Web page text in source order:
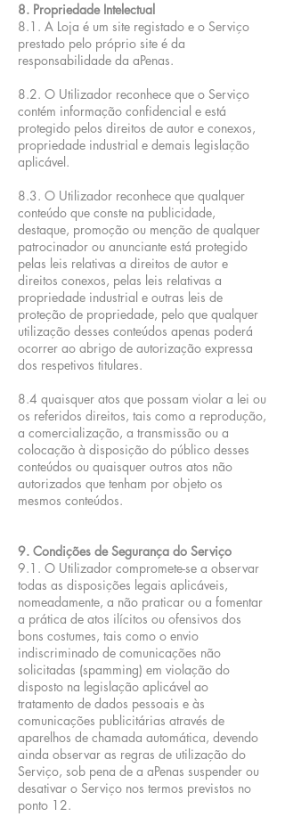
8. Propriedade Intelectual
8.1. A Loja é um site registado e o Serviço
prestado pelo próprio site é da
responsabilidade da aPenas.
8.2. O Utilizador reconhece que o Serviço
contém informação confidencial e está
protegido pelos direitos de autor e conexos,
propriedade industrial e demais legislação
aplicável.
8.3. O Utilizador reconhece que qualquer
conteúdo que conste na publicidade,
destaque, promoção ou menção de qualquer
patrocinador ou anunciante está protegido
pelas leis relativas a direitos de autor e
direitos conexos, pelas leis relativas a
propriedade industrial e outras leis de
proteção de propriedade, pelo que qualquer
utilização desses conteúdos apenas poderá
ocorrer ao abrigo de autorização expressa
dos respetivos titulares.
8.4 quaisquer atos que possam violar a lei ou
os referidos direitos, tais como a reprodução,
a comercialização, a transmissão ou a
colocação à disposição do público desses
conteúdos ou quaisquer outros atos não
autorizados que tenham por objeto os
mesmos conteúdos.
9. Condições de Segurança do Serviço
9.1. O Utilizador compromete-se a observar
todas as disposições legais aplicáveis,
nomeadamente, a não praticar ou a fomentar
a prática de atos ilícitos ou ofensivos dos
bons costumes, tais como o envio
indiscriminado de comunicações não
solicitadas (spamming) em violação do
disposto na legislação aplicável ao
tratamento de dados pessoais e às
comunicações publicitárias através de
aparelhos de chamada automática, devendo
ainda observar as regras de utilização do
Serviço, sob pena de a aPenas suspender ou
desativar o Serviço nos termos previstos no
ponto 12.